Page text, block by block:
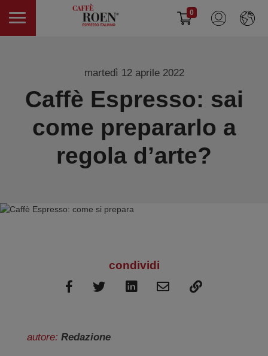
0
martedì 12 aprile 2022
Caffè Espresso: sai
come prepararlo a
regola d’arte?
condividi
autore: Redazione